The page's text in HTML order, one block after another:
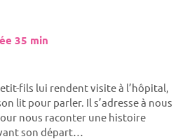
35 min
fils lui rendent visite à l’hôpital,
lit pour parler. Il s’adresse à nous
nous raconter une histoire
son départ…